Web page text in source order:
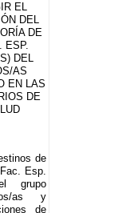
EL
DEL
DE
ESP.
DEL
AS
EN LAS
DE
de
Esp.
grupo
as y
de